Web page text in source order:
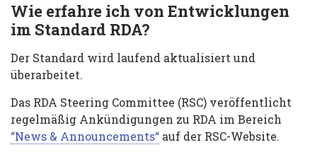
Wie erfahre ich von Entwicklungen
im Standard RDA?
Der Standard wird laufend aktualisiert und
überarbeitet.
Das RDA Steering Committee (RSC) veröffentlicht
regelmäßig Ankündigungen zu RDA im Bereich
“News & Announcements“ auf der RSC-Website.